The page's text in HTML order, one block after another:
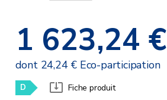
1 623,24 €
dont 24,24 € Eco-participation
D Fiche produit